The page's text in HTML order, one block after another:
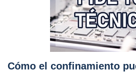
Cómo el confinamiento